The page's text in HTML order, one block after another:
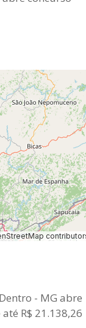
- MG abre
R$ 21.138,26